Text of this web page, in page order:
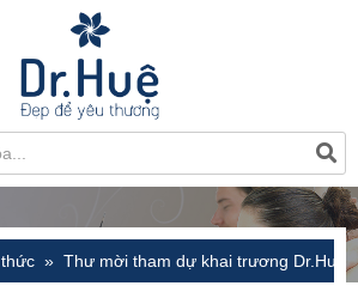
Thư mời tham dự khai trương Dr.Huệ